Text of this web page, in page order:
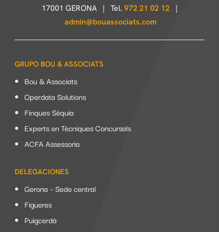
17001 GERONA | Tel. 972 21 02 12 |
admin@bouassociats.com
GRUPO BOU & ASSOCIATS
Bou & Associats
Operdata Solutions
Finques Sèquia
Experts en Tècniques Concursals
ACFA Assessoria
DELEGACIONES
Gerona – Sede central
Figueres
Puigcerdà